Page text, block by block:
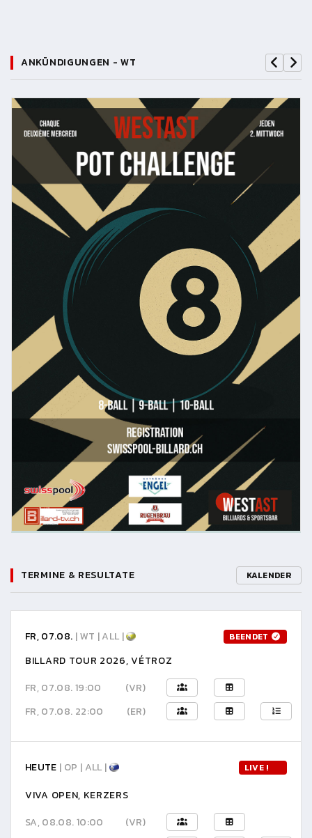
ANKÜNDIGUNGEN - WT
TERMINE & RESULTATE KALENDER
FR, 07.08. | WT | ALL | BEENDET
BILLARD TOUR 2026, VÉTROZ
FR, 07.08. 19:00
(VR)
FR, 07.08. 22:00
(ER)
HEUTE | OP | ALL | LIVE !
VIVA OPEN, KERZERS
SA, 08.08. 10:00
(VR)